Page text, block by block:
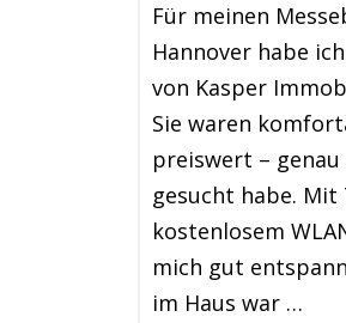
Für meinen
Hannover habe
von Kasper
Sie waren
preiswert – genau
gesucht habe. Mit
kostenlosem
mich gut
im Haus war …